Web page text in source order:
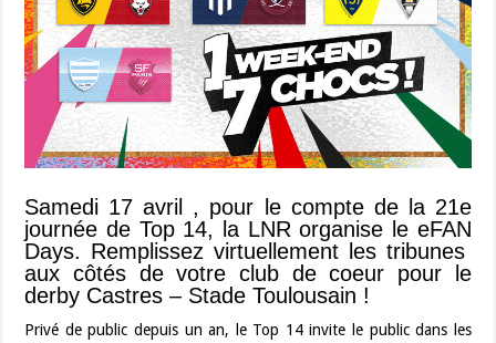
Samedi 17 avril , pour le compte de la 21e
journée de Top 14, la LNR organise le eFAN
Days. Remplissez virtuellement les tribunes
aux côtés de votre club de coeur pour le
derby Castres – Stade Toulousain !
Privé de public depuis un an, le Top 14 invite le public dans les